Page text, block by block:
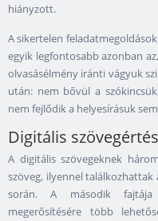
hiányzott.
A sikertelen
egyik legfontosabb azonban
olvasásélmény iránti vágyuk
után: nem bővül a
nem fejlődik a helyesírásuk
Digitális szövegértés
A digitális szövegeknek
szöveg, ilyennel
során. A második fajtája
megerősítésére több